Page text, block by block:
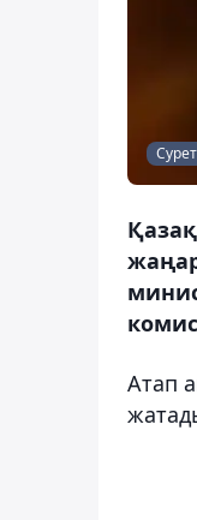
Атап